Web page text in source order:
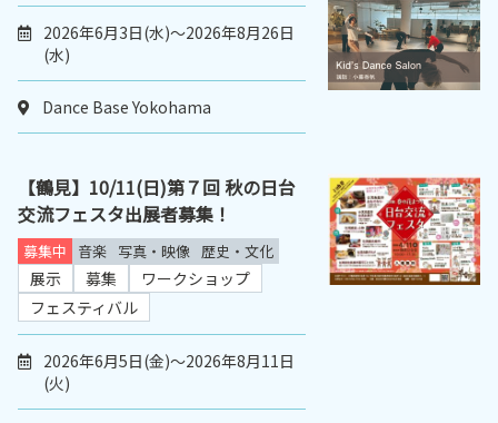
2026年6月3日(水)～2026年8月26日
(水)
Dance Base Yokohama
【鶴見】10/11(日)第７回 秋の日台
交流フェスタ出展者募集！
募集中 音楽 写真・映像 歴史・文化
展示 募集
ワークショップ
フェスティバル
2026年6月5日(金)～2026年8月11日
(火)